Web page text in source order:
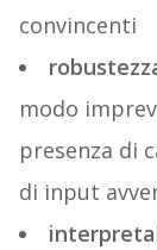
convincenti
modo
presenza di
di input